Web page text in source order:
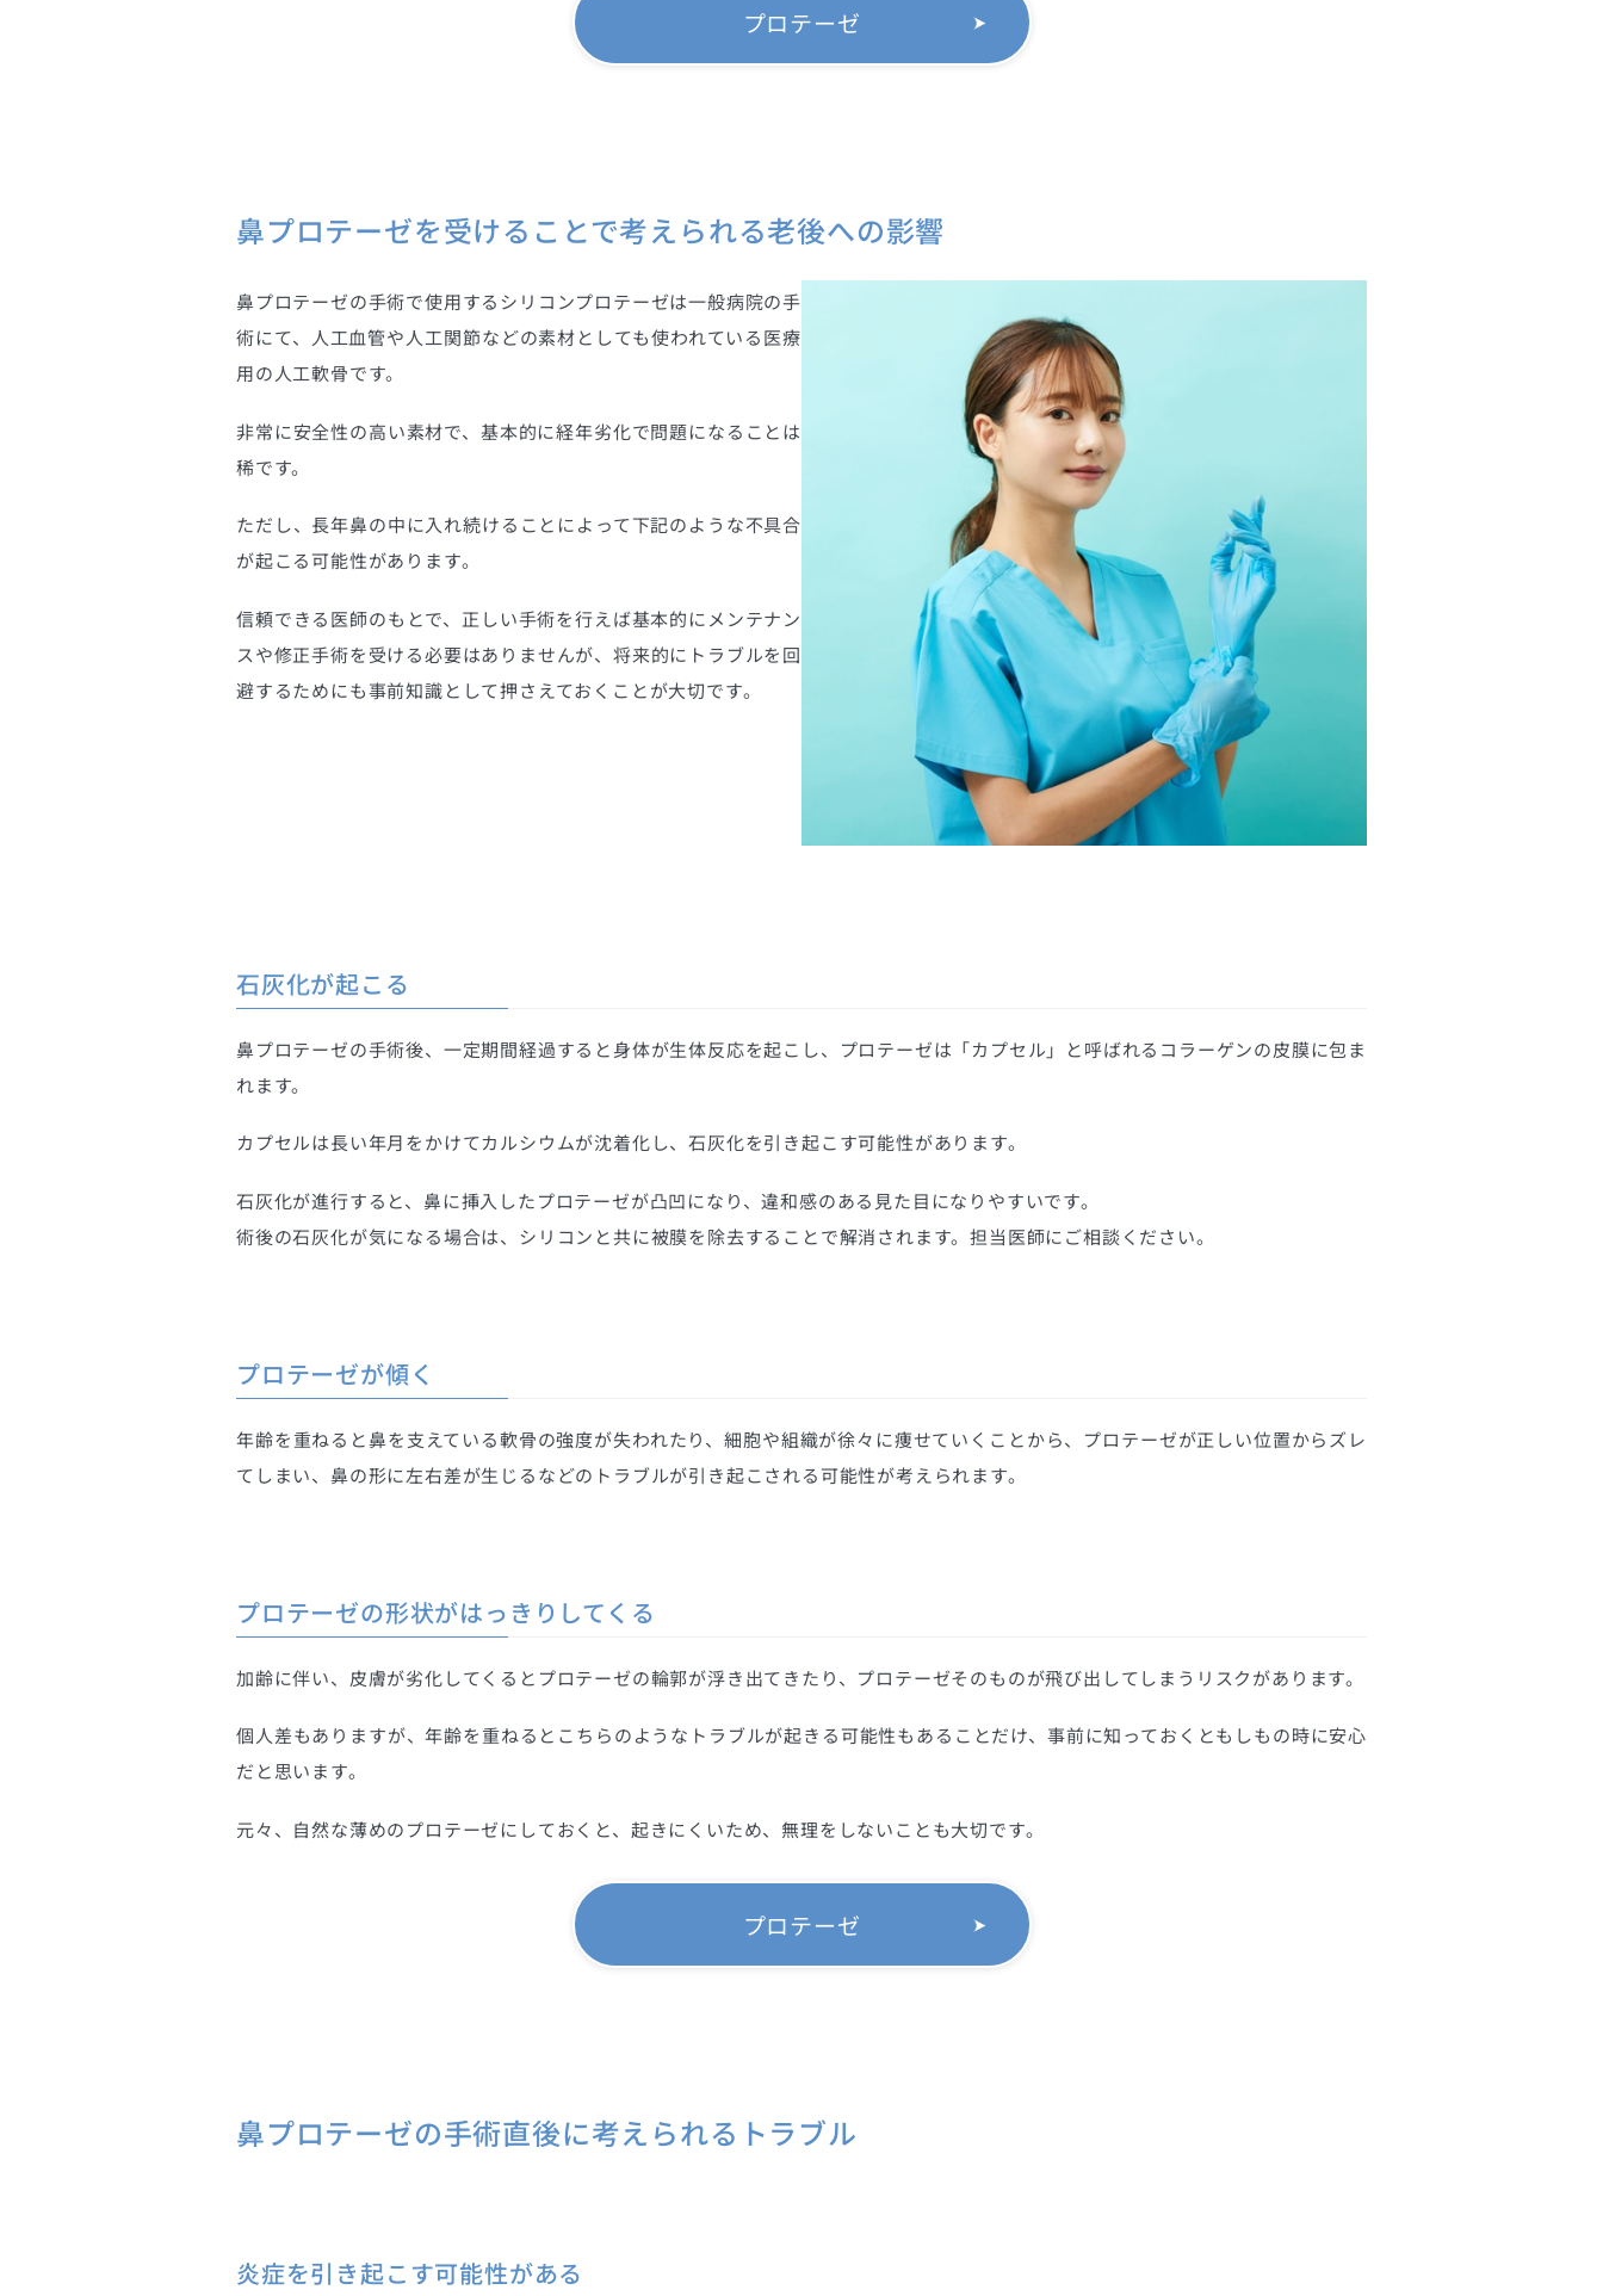
プロテーゼ
鼻プロテーゼを受けることで考えられる老後への影響
鼻プロテーゼの手術で使用するシリコンプロテーゼは一般病院の手
術にて、人工血管や人工関節などの素材としても使われている医療
用の人工軟骨です。
非常に安全性の高い素材で、基本的に経年劣化で問題になることは
稀です。
ただし、長年鼻の中に入れ続けることによって下記のような不具合
が起こる可能性があります。
信頼できる医師のもとで、正しい手術を行えば基本的にメンテナン
スや修正手術を受ける必要はありませんが、将来的にトラブルを回
避するためにも事前知識として押さえておくことが大切です。
石灰化が起こる
鼻プロテーゼの手術後、一定期間経過すると身体が生体反応を起こし、プロテーゼは「カプセル」と呼ばれるコラーゲンの皮膜に包ま
れます。
カプセルは長い年月をかけてカルシウムが沈着化し、石灰化を引き起こす可能性があります。
石灰化が進行すると、鼻に挿入したプロテーゼが凸凹になり、違和感のある見た目になりやすいです。
術後の石灰化が気になる場合は、シリコンと共に被膜を除去することで解消されます。担当医師にご相談ください。
プロテーゼが傾く
年齢を重ねると鼻を支えている軟骨の強度が失われたり、細胞や組織が徐々に痩せていくことから、プロテーゼが正しい位置からズレ
てしまい、鼻の形に左右差が生じるなどのトラブルが引き起こされる可能性が考えられます。
プロテーゼの形状がはっきりしてくる
加齢に伴い、皮膚が劣化してくるとプロテーゼの輪郭が浮き出てきたり、プロテーゼそのものが飛び出してしまうリスクがあります。
個人差もありますが、年齢を重ねるとこちらのようなトラブルが起きる可能性もあることだけ、事前に知っておくともしもの時に安心
だと思います。
元々、自然な薄めのプロテーゼにしておくと、起きにくいため、無理をしないことも大切です。
プロテーゼ
鼻プロテーゼの手術直後に考えられるトラブル
炎症を引き起こす可能性がある